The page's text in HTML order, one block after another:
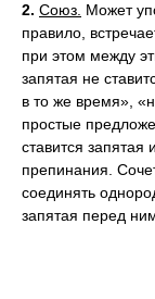
2. Союз. Может
правило,
при этом между
запятая не
в то же время»,
простые
ставится запятая
препинания.
соединять
запятая перед